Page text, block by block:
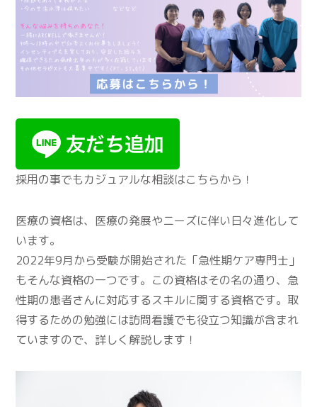
採用の事でもカジュアルな相談はこちらから！
医療の資格は、医療の発展やニーズに伴い日々進化して
います。
2022年9月から受験が開始された「急性期ケア専門士」
もそんな資格の一つです。この資格はその名の通り、急
性期の患者さんに対応するスキルに関する資格です。取
得するための勉強には訪問看護でも役立つ知識が含まれ
ていますので、詳しく解説します！